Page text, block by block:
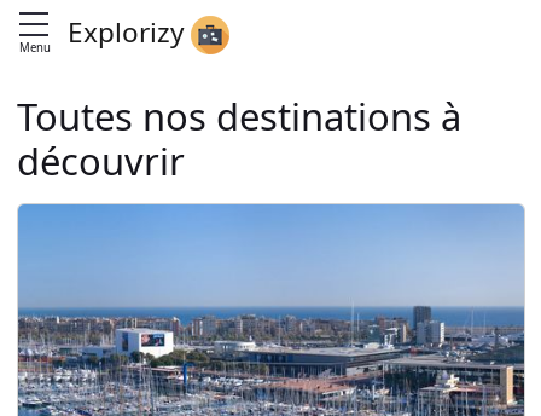
Menu Explorizy
Toutes nos destinations à
découvrir